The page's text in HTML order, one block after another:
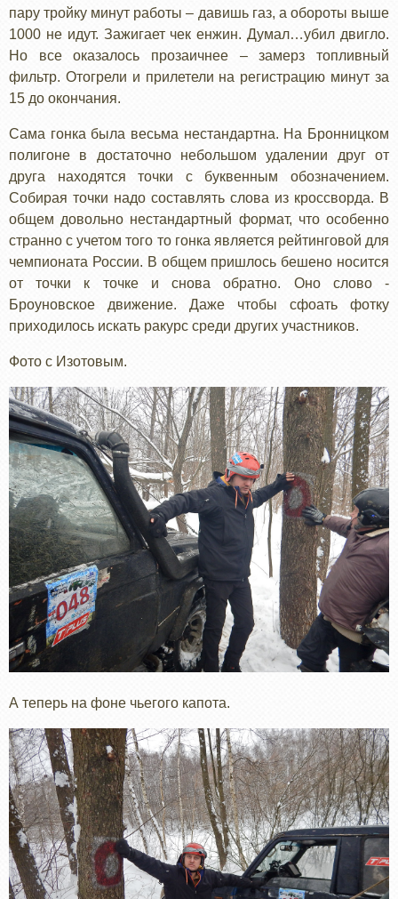
пару тройку минут работы – давишь газ, а обороты выше
1000 не идут. Зажигает чек енжин. Думал…убил двигло.
Но все оказалось прозаичнее – замерз топливный
фильтр. Отогрели и прилетели на регистрацию минут за
15 до окончания.
Сама гонка была весьма нестандартна. На Бронницком
полигоне в достаточно небольшом удалении друг от
друга находятся точки с буквенным обозначением.
Собирая точки надо составлять слова из кроссворда. В
общем довольно нестандартный формат, что особенно
странно с учетом того то гонка является рейтинговой для
чемпионата России. В общем пришлось бешено носится
от точки к точке и снова обратно. Оно слово -
Броуновское движение. Даже чтобы сфоать фотку
приходилось искать ракурс среди других участников.
Фото с Изотовым.
А теперь на фоне чьегого капота.